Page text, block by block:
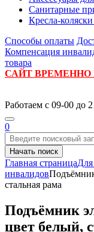
Санитарные
Кресла-
Способы оплаты
Компенсация
товара
САЙТ ВРЕМЕННО
Работаем с 09-00 до
0
Начать поиск
Главная страница
инвалидов
стальная рама
Подъёмник
цвет белый,